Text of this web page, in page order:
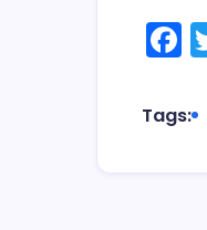
F
a
c
Tags: